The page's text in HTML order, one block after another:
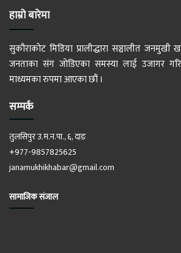
हाम्रो बारेमा
सुकौराकोट मिडिया प्रालीद्धारा सञ्चालीत जनमुखी
जनताका संग जोडिएका समस्या लाई उजागर
माध्यमका रुपमा आएका छौं ।
सम्पर्क
तुलसिपुर उ.म.न.पा., ६, दाङ
+977-9857825625
janamukhikhabar@gmail.com
सामाजिक संजाल